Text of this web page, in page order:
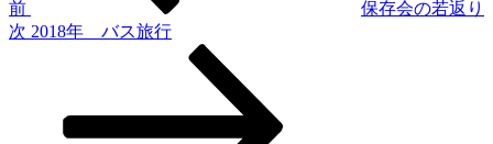
ゲ
ー
前
保存会の若返り
次
次 2018年 バス旅行